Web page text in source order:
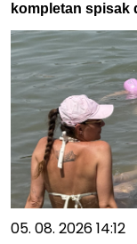
kompletan spisak
05. 08. 2026 14:12